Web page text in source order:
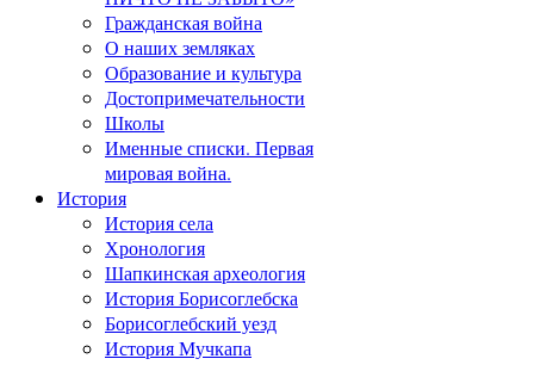
Гражданская война
О наших земляках
Образование и культура
Достопримечательности
Школы
Именные списки. Первая
мировая война.
История
История села
Хронология
Шапкинская археология
История Борисоглебска
Борисоглебский уезд
История Мучкапа